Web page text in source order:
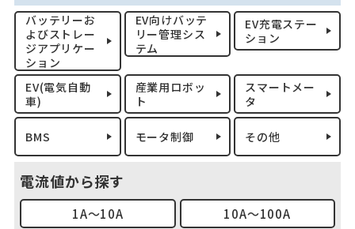
バッテリーお
よびストレー
ジアプリケー
ション
EV向けバッテ
リー管理シス
テム
EV充電ステー
ション
EV(電気自動
車)
産業用ロボッ
ト
スマートメー
タ
BMS モータ制御 その他
電流値から探す
1A～10A
10A～100A